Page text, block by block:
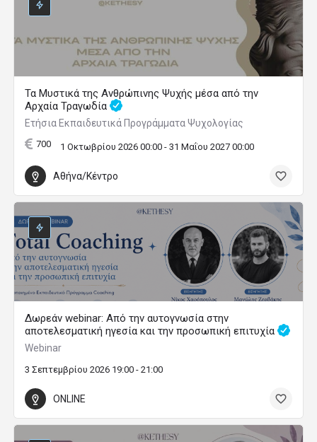
Τα Μυστικά της Ανθρώπινης Ψυχής μέσα από την
Αρχαία Τραγωδία
Ετήσια Εκπαιδευτικά Προγράμματα Ψυχολογίας
700 1 Οκτωβρίου 2026 00:00 - 31 Μαΐου 2027 00:00
Αθήνα/Κέντρο
Δωρεάν webinar: Από την αυτογνωσία στην
αποτελεσματική ηγεσία και την προσωπική επιτυχία
Webinar
3 Σεπτεμβρίου 2026 19:00 - 21:00
ONLINE